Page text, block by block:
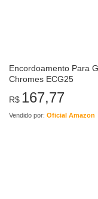
Encordoamento Para
Chromes ECG25
R$ 167,77
Vendido por: Oficial Amazon